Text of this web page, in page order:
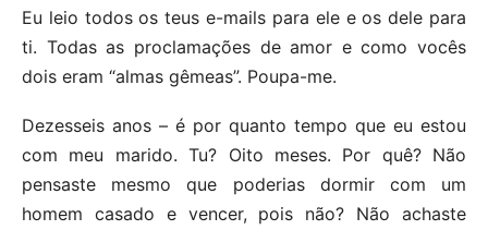
Eu leio todos os teus e-mails para ele e os dele para
ti. Todas as proclamações de amor e como vocês
dois eram “almas gêmeas”. Poupa-me.
Dezesseis anos – é por quanto tempo que eu estou
com meu marido. Tu? Oito meses. Por quê? Não
pensaste mesmo que poderias dormir com um
homem casado e vencer, pois não? Não achaste